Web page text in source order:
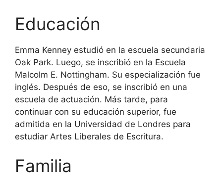
Educación
Emma Kenney estudió en la escuela secundaria
Oak Park. Luego, se inscribió en la Escuela
Malcolm E. Nottingham. Su especialización fue
inglés. Después de eso, se inscribió en una
escuela de actuación. Más tarde, para
continuar con su educación superior, fue
admitida en la Universidad de Londres para
estudiar Artes Liberales de Escritura.
Familia